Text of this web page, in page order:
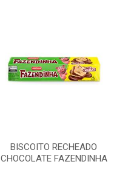
BISCOITO RECHEADO
CHOCOLATE FAZENDINHA